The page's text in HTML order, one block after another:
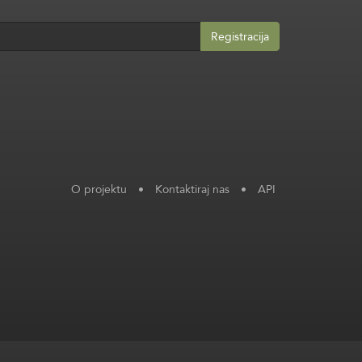
Registracija
O projektu • Kontaktiraj nas • API